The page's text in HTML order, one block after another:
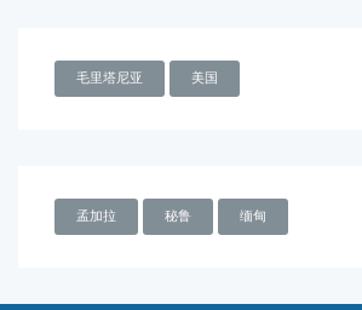
毛里塔尼亚 美国
孟加拉 秘鲁 缅甸